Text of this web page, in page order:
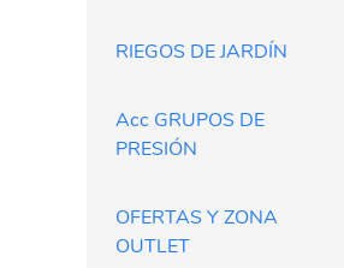
RIEGOS DE JARDÍN
Acc GRUPOS DE
PRESIÓN
OFERTAS Y ZONA
OUTLET